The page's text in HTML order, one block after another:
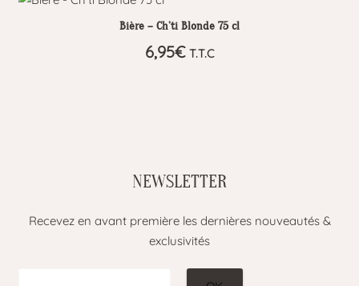
Bière – Ch’ti Blonde 75 cl
6,95€ T.T.C
NEWSLETTER
Recevez en avant première les dernières nouveautés &
exclusivités